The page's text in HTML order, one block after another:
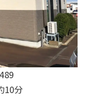
10分